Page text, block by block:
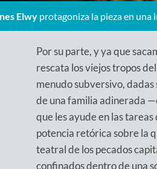
Elwy protagoniza la pieza en
Por su parte, y ya que
rescata los viejos tropos
menudo subversivo, dadas
de una familia adinerada
que les ayude en las
potencia retórica sobre la
teatral de los pecados
confinados dentro de una